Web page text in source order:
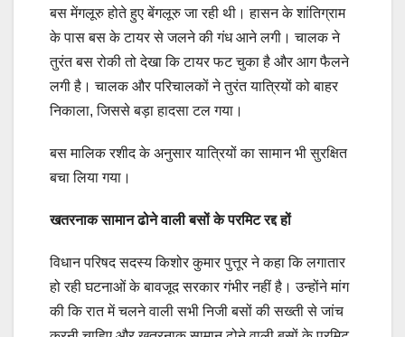
बस मेंगलूरु होते हुए बेंगलूरु जा रही थी। हासन के शांतिग्राम
के पास बस के टायर से जलने की गंध आने लगी। चालक ने
तुरंत बस रोकी तो देखा कि टायर फट चुका है और आग फैलने
लगी है। चालक और परिचालकों ने तुरंत यात्रियों को बाहर
निकाला, जिससे बड़ा हादसा टल गया।
बस मालिक रशीद के अनुसार यात्रियों का सामान भी सुरक्षित
बचा लिया गया।
खतरनाक सामान ढोने वाली बसों के परमिट रद्द हों
विधान परिषद सदस्य किशोर कुमार पुत्तूर ने कहा कि लगातार
हो रही घटनाओं के बावजूद सरकार गंभीर नहीं है। उन्होंने मांग
की कि रात में चलने वाली सभी निजी बसों की सख्ती से जांच